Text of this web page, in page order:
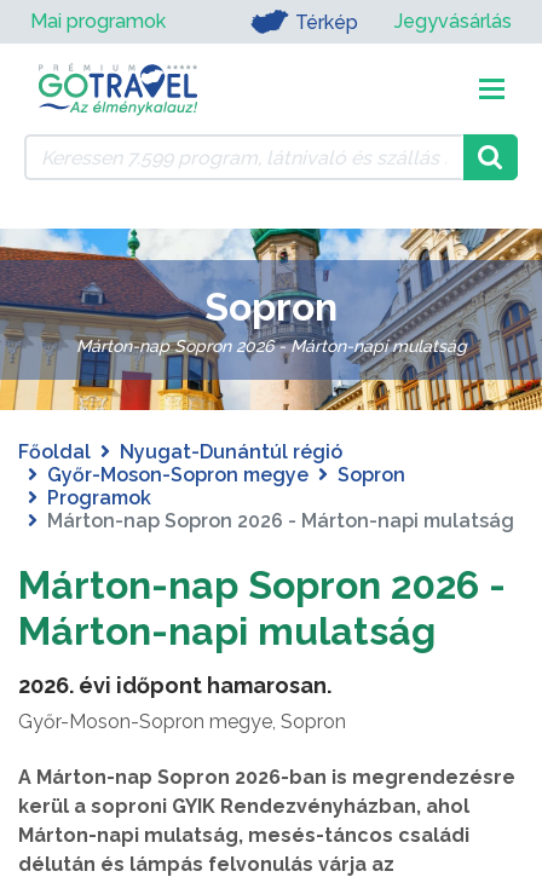
Mai programok Térkép Jegyvásárlás
Sopron
Márton-nap Sopron 2026 - Márton-napi mulatság
Főoldal
Nyugat-Dunántúl régió
Győr-Moson-Sopron megye
Sopron
Programok
Márton-nap Sopron 2026 - Márton-napi mulatság
Márton-nap Sopron 2026 -
Márton-napi mulatság
2026. évi időpont hamarosan.
Győr-Moson-Sopron megye, Sopron
A Márton-nap Sopron 2026-ban is megrendezésre
kerül a soproni GYIK Rendezvényházban, ahol
Márton-napi mulatság, mesés-táncos családi
délután és lámpás felvonulás várja az